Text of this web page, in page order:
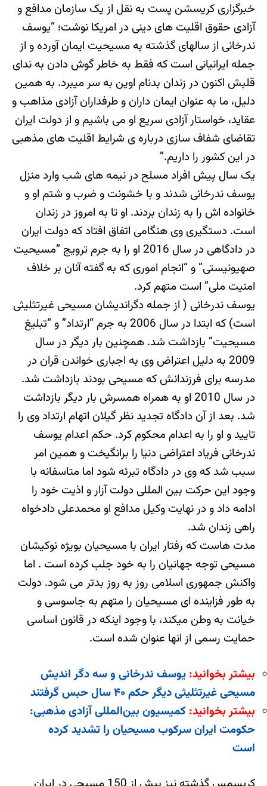
خبرگزاری کریسشن پست به نقل از یک سازمان مدافع و
آزادی حقوق اقلیت های دینی در امریکا نوشت؛ “یوسف
ندرخانی از سالهای گذشته به مسیحیت ایمان آورده و از
جمله ایرانیانی است که فقط به خاطر گوش دادن به ندای
قلبش اکنون در زندان بدنام اوین به سر میبرد. به همین
دلیل، ما به عنوان ایمان داران و طرفداران آزادی مذاهب و
عقاید، خواستار آزادی سریع او می باشیم و از دولت ایران
تقاضای شفاف سازی درباره ی شرایط اقلیت های مذهبی
در این کشور را داریم.”
یک سال پیش افراد مسلح در نیمه های شب وارد منزل
یوسف ندرخانی شدند و با خشونت و ضرب و شتم او و
خانواده اش را به زندان بردند. او تا به امروز در زندان
است. دستگیری وی هنگامی اتفاق افتاد که دولت ایران
در دادگاهی در سال 2016 او را به جرم ترویج “مسیحیت
صهیونیستی” و “انجام اموری که به گفته آنان بر خلاف
امنیت ملی” است متهم کرد.
یوسف ندرخانی ( از جمله دگراندیشان مسیحی غیرتثلیثی
است) که ابتدا در سال 2006 به جرم “ارتداد” و “تبلیغ
مسیحیت” بازداشت شد. همچنین بار دیگر در سال
2009 به دلیل اعتراض وی به اجباری خواندن قران در
مدرسه برای فرزندانش که مسیحی بودند بازداشت شد.
در سال 2010 او به همراه همسرش بار دیگر بازداشت
شد. بعد از آن دادگاه تجدید نظر گیلان اتهام ارتداد وی را
تایید و او را به اعدام محکوم کرد. حکم اعدام یوسف
ندرخانی فریاد اعتراضی دنیا را برانگیخت و همین امر
سبب شد که وی در دادگاه تبرئه شود اما متاسفانه با
وجود این حرکت بین المللی دولت آزار و اذیت خود را
ادامه داد و در نهایت وکیل مدافع او محمدعلی دادخواه
راهی زندان شد.
مدت هاست که رفتار ایران با مسیحیان بویژه نوکیشان
مسیحی توجه جهانیان را به خود جلب کرده است . اما
واکنش جمهوری اسلامی روز به روز بدتر می شود. دولت
به طور فزاینده ای مسیحیان را متهم به جاسوسی و
خیانت به وطن میکند، با وجود اینکه در قانون اساسی
حمایت رسمی از انها عنوان شده است.
بیشتر بخوانید: یوسف ندرخانی و سه دگر اندیش
مسیحی غیرتثلیثی دیگر حکم ۴۰ سال حبس گرفتند
بیشتر بخوانید: کمیسیون بین‌المللی آزادی مذهبی:
حکومت ایران سرکوب مسیحیان را تشدید کرده
است